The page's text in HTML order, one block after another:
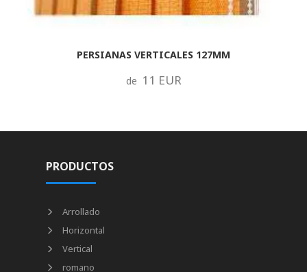
PERSIANAS VERTICALES 127MM
de 11 EUR
PRODUCTOS
Arrollado
Horizontal
Vertical
romano